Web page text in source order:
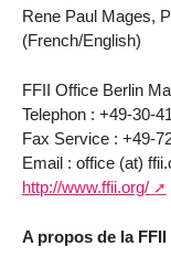
Rene Paul Mages,
(French/English)
FFII Office Berlin
Telephon : +49-30-
Fax Service : +49-
Email : office (at)
http://www.ffii.org/
A propos de la FFII